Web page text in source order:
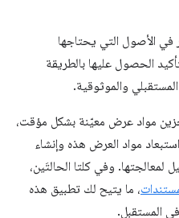
الأصول التي يحتاجها
الحصول عليها بالطريقة
والموثوقية.
مواد عرض معيّنة بشكل مؤقت،
من الأفضل أن تطلب من Workbox استبعاد مواد العرض هذه وإنشاء
لمعالجتها. وفي كلتا الحالتَين،
، ما يتيح لك تطبيق هذه
المستقبل.